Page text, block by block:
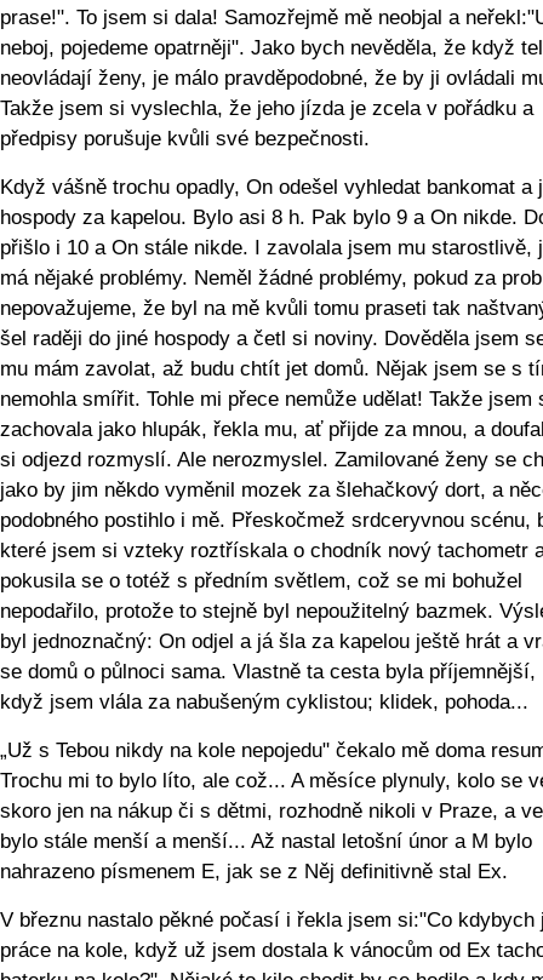
prase!". To jsem si dala! Samozřejmě mě neobjal a
neboj, pojedeme opatrněji". Jako bych nevěděla, že když
neovládají ženy, je málo pravděpodobné, že by ji ovládali
Takže jsem si vyslechla, že jeho jízda je zcela v pořádku a
předpisy porušuje kvůli své bezpečnosti.
Když vášně trochu opadly, On odešel vyhledat bankomat a
hospody za kapelou. Bylo asi 8 h. Pak bylo 9 a On nikde.
přišlo i 10 a On stále nikde. I zavolala jsem mu starostlivě,
má nějaké problémy. Neměl žádné problémy, pokud za
nepovažujeme, že byl na mě kvůli tomu praseti tak
šel raději do jiné hospody a četl si noviny. Dověděla jsem
mu mám zavolat, až budu chtít jet domů. Nějak jsem se s
nemohla smířit. Tohle mi přece nemůže udělat! Takže jsem
zachovala jako hlupák, řekla mu, ať přijde za mnou, a
si odjezd rozmyslí. Ale nerozmyslel. Zamilované ženy se
jako by jim někdo vyměnil mozek za šlehačkový dort, a
podobného postihlo i mě. Přeskočmež srdceryvnou scénu,
které jsem si vzteky roztřískala o chodník nový tachometr
pokusila se o totéž s předním světlem, což se mi bohužel
nepodařilo, protože to stejně byl nepoužitelný bazmek.
byl jednoznačný: On odjel a já šla za kapelou ještě hrát a
se domů o půlnoci sama. Vlastně ta cesta byla příjemnější,
když jsem vlála za nabušeným cyklistou; klidek, pohoda...
„Už s Tebou nikdy na kole nepojedu" čekalo mě doma
Trochu mi to bylo líto, ale což... A měsíce plynuly, kolo se
skoro jen na nákup či s dětmi, rozhodně nikoli v Praze, a
bylo stále menší a menší... Až nastal letošní únor a M bylo
nahrazeno písmenem E, jak se z Něj definitivně stal Ex.
V březnu nastalo pěkné počasí i řekla jsem si:"Co kdybych
práce na kole, když už jsem dostala k vánocům od Ex